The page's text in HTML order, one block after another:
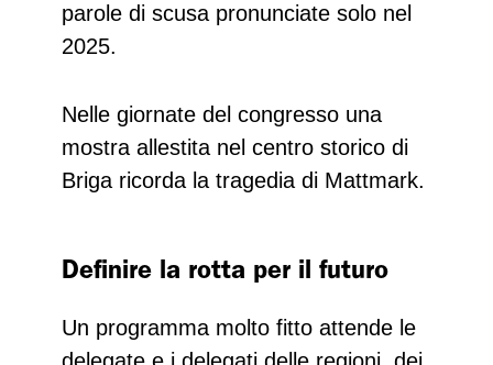
parole di scusa pronunciate solo nel
2025.
Nelle giornate del congresso una
mostra allestita nel centro storico di
Briga ricorda la tragedia di Mattmark.
Definire la rotta per il futuro
Un programma molto fitto attende le